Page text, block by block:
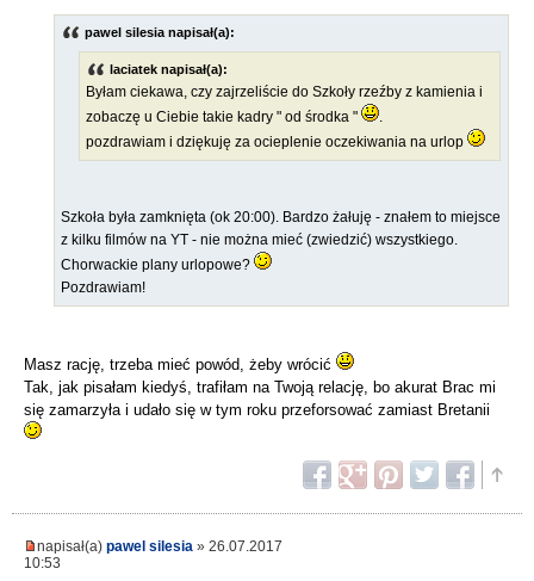
pawel silesia napisał(a):
laciatek napisał(a):
Byłam ciekawa, czy zajrzeliście do Szkoły rzeźby z kamienia i
zobaczę u Ciebie takie kadry " od środka "
.
pozdrawiam i dziękuję za ocieplenie oczekiwania na urlop
Szkoła była zamknięta (ok 20:00). Bardzo żałuję - znałem to miejsce
z kilku filmów na YT - nie można mieć (zwiedzić) wszystkiego.
Chorwackie plany urlopowe?
Pozdrawiam!
Masz rację, trzeba mieć powód, żeby wrócić
Tak, jak pisałam kiedyś, trafiłam na Twoją relację, bo akurat Brac mi
się zamarzyła i udało się w tym roku przeforsować zamiast Bretanii
napisał(a) pawel silesia » 26.07.2017
10:53